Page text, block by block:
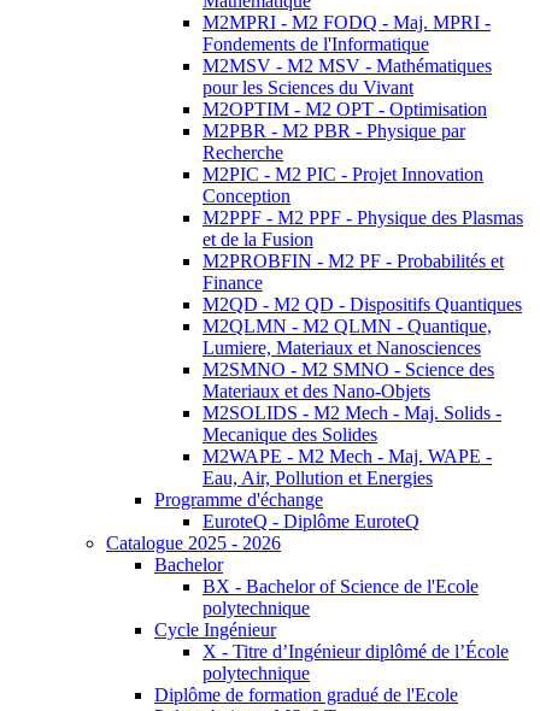
M2MPRI - M2 FODQ - Maj. MPRI -
Fondements de l'Informatique
M2MSV - M2 MSV - Mathématiques
pour les Sciences du Vivant
M2OPTIM - M2 OPT - Optimisation
M2PBR - M2 PBR - Physique par
Recherche
M2PIC - M2 PIC - Projet Innovation
Conception
M2PPF - M2 PPF - Physique des Plasmas
et de la Fusion
M2PROBFIN - M2 PF - Probabilités et
Finance
M2QD - M2 QD - Dispositifs Quantiques
M2QLMN - M2 QLMN - Quantique,
Lumiere, Materiaux et Nanosciences
M2SMNO - M2 SMNO - Science des
Materiaux et des Nano-Objets
M2SOLIDS - M2 Mech - Maj. Solids -
Mecanique des Solides
M2WAPE - M2 Mech - Maj. WAPE -
Eau, Air, Pollution et Energies
Programme d'échange
EuroteQ - Diplôme EuroteQ
Catalogue 2025 - 2026
Bachelor
BX - Bachelor of Science de l'Ecole
polytechnique
Cycle Ingénieur
X - Titre d’Ingénieur diplômé de l’École
polytechnique
Diplôme de formation gradué de l'Ecole